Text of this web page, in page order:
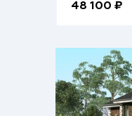
48 100 ₽